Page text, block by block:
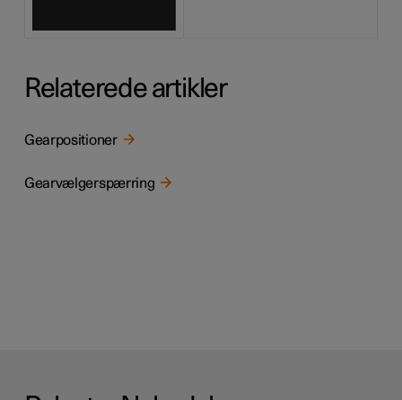
Relaterede artikler
Gearpositioner
Gearvælgerspærring